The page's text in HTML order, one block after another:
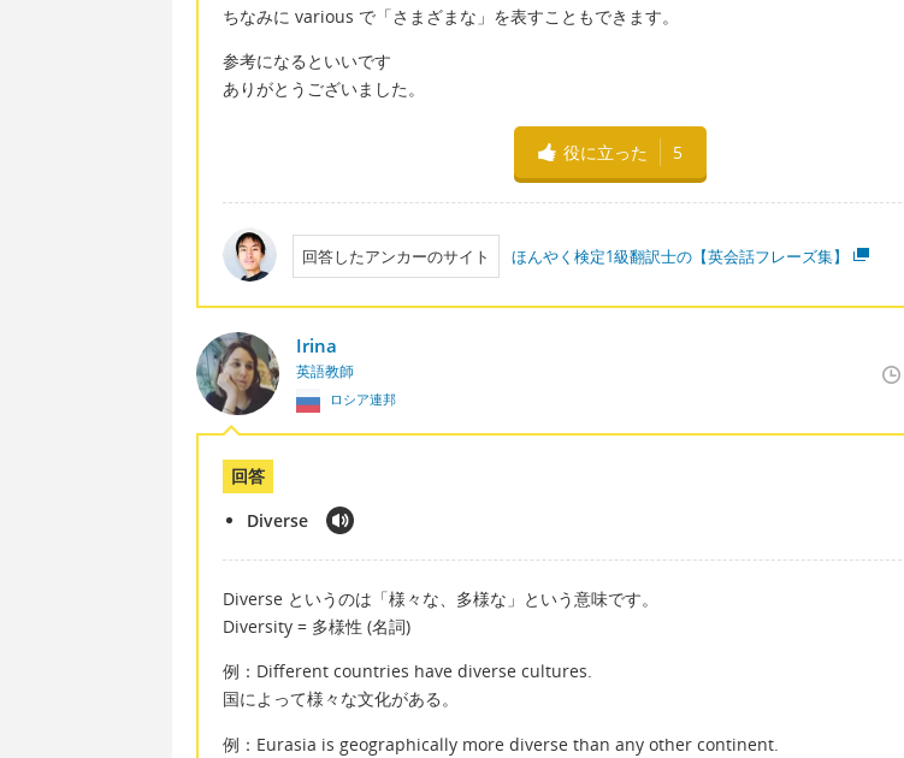
ちなみに various で「さまざまな」を表すこともできます。
参考になるといいです
ありがとうございました。
役に立った 5
回答したアンカーのサイト ほんやく検定1級翻訳士の【英会話フレーズ集】
Irina
英語教師
ロシア連邦
回答
Diverse
Diverse というのは「様々な、多様な」という意味です。
Diversity = 多様性 (名詞)
例：Different countries have diverse cultures.
国によって様々な文化がある。
例：Eurasia is geographically more diverse than any other continent.